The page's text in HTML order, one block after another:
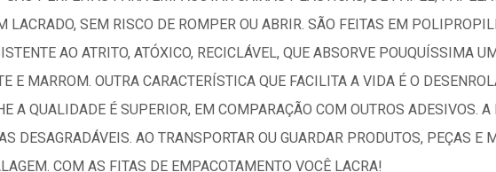
LACRADO, SEM RISCO DE ROMPER OU ABRIR. SÃO FEITAS EM
AO ATRITO, ATÓXICO, RECICLÁVEL, QUE ABSORVE POUQUÍSSIMA
E MARROM. OUTRA CARACTERÍSTICA QUE FACILITA A VIDA É O
A QUALIDADE É SUPERIOR, EM COMPARAÇÃO COM OUTROS ADESIVOS. A
DESAGRADÁVEIS. AO TRANSPORTAR OU GUARDAR PRODUTOS, PEÇAS E
COM AS FITAS DE EMPACOTAMENTO VOCÊ LACRA!